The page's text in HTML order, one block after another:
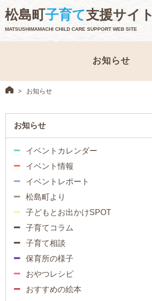
松島町子育て支援サイト
MATSUSHIMAMACHI CHILD CARE SUPPORT WEB SITE
お知らせ
> お知らせ
お知らせ
イベントカレンダー
イベント情報
イベントレポート
松島町より
子どもとお出かけSPOT
子育てコラム
子育て相談
保育所の様子
おやつレシピ
おすすめの絵本